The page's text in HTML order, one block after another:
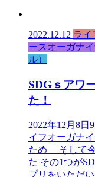
2022.12.12 ライ
ースオーガナイ
ル）
SDGｓアワ
た！
2022年12月8
イフオーガナ
ため そして今
た その1つが
プリをいただ